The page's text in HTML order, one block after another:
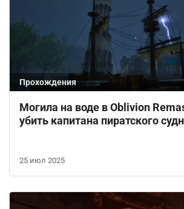
Прохождения
Могила на воде в Oblivion
убить капитана пиратского
25 июл 2025